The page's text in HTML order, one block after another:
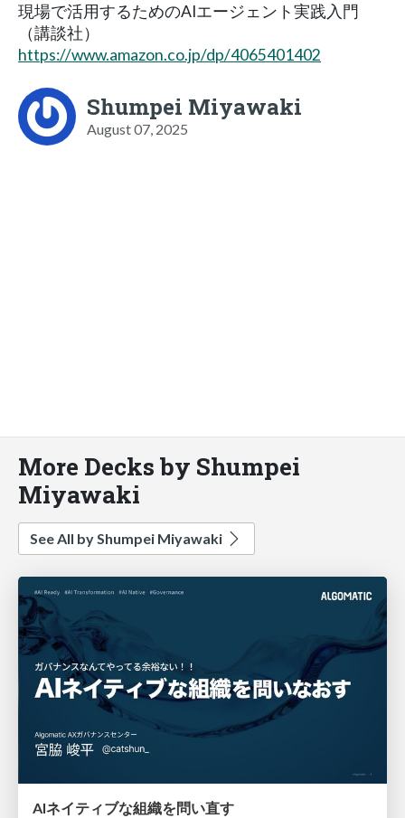
現場で活用するためのAIエージェント実践入門
（講談社）
https://www.amazon.co.jp/dp/4065401402
Shumpei Miyawaki
August 07, 2025
More Decks by Shumpei
Miyawaki
See All by Shumpei Miyawaki
AIネイティブな組織を問い直す